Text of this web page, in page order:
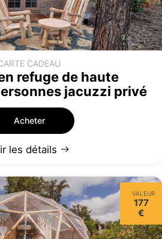
CADEAU
refuge de haute
jacuzzi privé
Acheter
les détails
VALEUR
177
€